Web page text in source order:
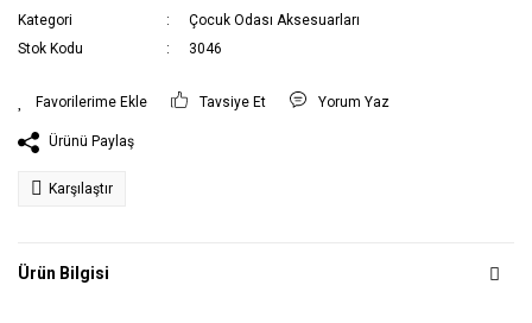
Kategori
Çocuk Odası Aksesuarları
Stok Kodu
3046
Tavsiye Et Yorum Yaz
Ürünü Paylaş
Karşılaştır
Ürün Bilgisi